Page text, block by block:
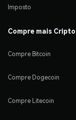
Imposto
Compre mais
Compre Bitcoin
Compre Dogecoin
Compre Litecoin